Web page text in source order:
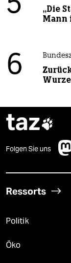
„Die
Mann
6
taz
Folgen Sie uns
Ressorts
Politik
Öko